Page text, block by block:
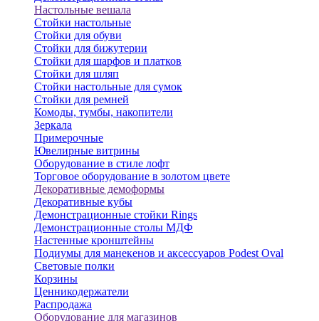
Настольные вешала
Стойки настольные
Стойки для обуви
Стойки для бижутерии
Стойки для шарфов и платков
Стойки для шляп
Стойки настольные для сумок
Стойки для ремней
Комоды, тумбы, накопители
Зеркала
Примерочные
Ювелирные витрины
Оборудование в стиле лофт
Торговое оборудование в золотом цвете
Декоративные демоформы
Декоративные кубы
Демонстрационные стойки Rings
Демонстрационные столы МДФ
Настенные кронштейны
Подиумы для манекенов и аксессуаров Podest Oval
Световые полки
Корзины
Ценникодержатели
Распродажа
Оборудование для магазинов